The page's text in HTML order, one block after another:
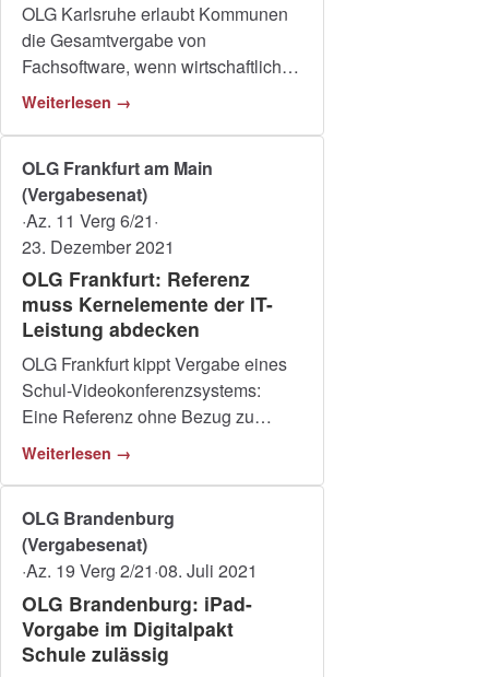
OLG Karlsruhe erlaubt Kommunen
die Gesamtvergabe von
Fachsoftware, wenn wirtschaftliche
Gründe die Fachlosvergabe
Weiterlesen →
OLG Frankfurt am Main
(Vergabesenat)
·Az. 11 Verg 6/21·
23. Dezember 2021
OLG Frankfurt: Referenz
muss Kernelemente der IT-
Leistung abdecken
OLG Frankfurt kippt Vergabe eines
Schul-Videokonferenzsystems:
Eine Referenz ohne Bezug zu
Kernfunktionen genügt nicht als
Weiterlesen →
OLG Brandenburg
(Vergabesenat)
·Az. 19 Verg 2/21·08. Juli 2021
OLG Brandenburg: iPad-
Vorgabe im Digitalpakt
Schule zulässig